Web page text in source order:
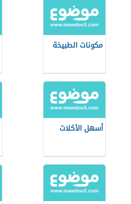
مكونات الطبيخة
أسهل الأكلات